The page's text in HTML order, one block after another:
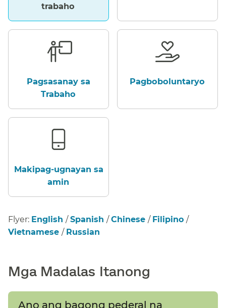
trabaho​​
Pagsasanay sa
Trabaho​​
Pagboboluntaryo​​
Makipag-ugnayan sa
amin​​
Flyer: English /Spanish /Chinese / Filipino /
Vietnamese / Russian
Mga Madalas Itanong​​
Ano ang bagong pederal na